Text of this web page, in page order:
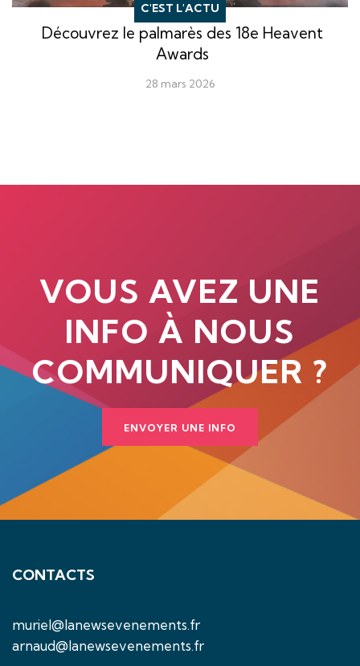
C'EST L'ACTU
Découvrez le palmarès des 18e Heavent
Awards
28 mars 2026
VOUS AVEZ UNE
INFO À NOUS
COMMUNIQUER ?
ENVOYER UNE INFO
CONTACTS
muriel@lanewsevenements.fr
arnaud@lanewsevenements.fr